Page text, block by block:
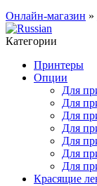
Онлайн-магазин »
Категории
Принтеры
Опции
Для
Для
Для
Для
Для
Для
Для
Красящие